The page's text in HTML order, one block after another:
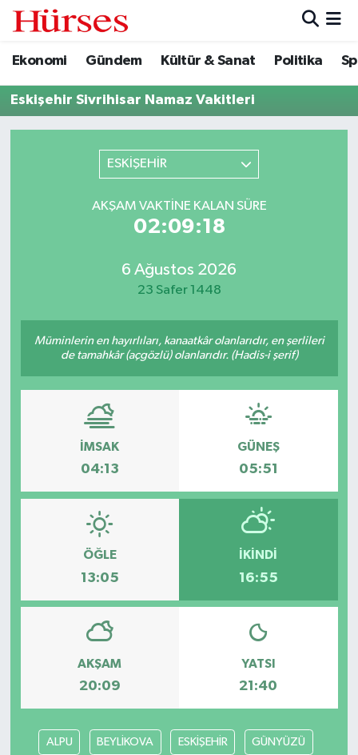
Ekonomi Gündem Kültür & Sanat Politika
Eskişehir Sivrihisar Namaz Vakitleri
ESKİŞEHİR
AKŞAM VAKTINE KALAN SÜRE
02:09:18
6 Ağustos 2026
23 Safer 1448
Müminlerin en hayırlıları, kanaatkâr olanlarıdır, en şerlileri
de tamahkâr (açgözlü) olanlarıdır. (Hadis-i şerif)
İMSAK
04:13
GÜNEŞ
05:51
ÖĞLE
13:05
İKINDI
16:55
AKŞAM
20:09
YATSI
21:40
ALPU BEYLİKOVA ESKİŞEHİR GÜNYÜZÜ
Ekonomi
Gündem
Hava Durumu
Trafik Durumu
Tüm Manşetler
Son Dakika Haberleri